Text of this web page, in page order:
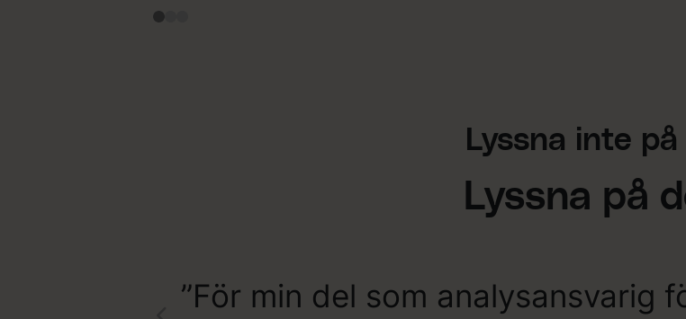
Lyssna inte på
Lyssna på
”För min del som analysansvarig